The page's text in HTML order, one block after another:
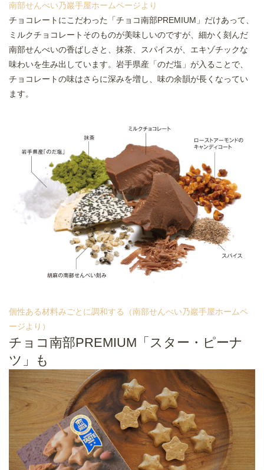
南部せんべい乃巖手屋ホームページより
チョコレートにこだわった「チョコ南部PREMIUM」だけあって、
ミルクチョコレートそのものが美味しいのですが、細かく刻んだ
南部せんべいの香ばしさと、抹茶、スパイスが、エキゾチックな
味わいを生み出しています。岩手県産「のだ塩」が入ることで、
チョコレートの味はさらに深みを増し、味の余韻が長くなってい
ます。
個性ある材料みごとに調和する（南部せんべい乃巖手屋ホームペ
ージより）
チョコ南部PREMIUM「スター・ピーナ
ツ」も